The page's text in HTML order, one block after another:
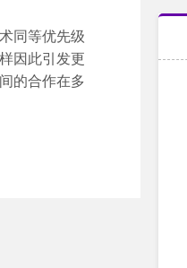
同等优先级
因此引发更
的合作在多